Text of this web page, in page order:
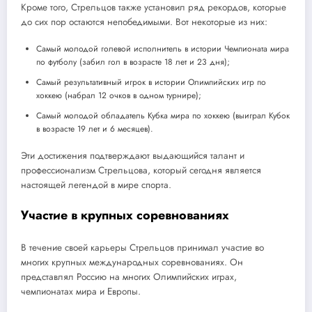
Кроме того, Стрельцов также установил ряд рекордов, которые
до сих пор остаются непобедимыми. Вот некоторые из них:
Самый молодой голевой исполнитель в истории Чемпионата мира
по футболу (забил гол в возрасте 18 лет и 23 дня);
Самый результативный игрок в истории Олимпийских игр по
хоккею (набрал 12 очков в одном турнире);
Самый молодой обладатель Кубка мира по хоккею (выиграл Кубок
в возрасте 19 лет и 6 месяцев).
Эти достижения подтверждают выдающийся талант и
профессионализм Стрельцова, который сегодня является
настоящей легендой в мире спорта.
Участие в крупных соревнованиях
В течение своей карьеры Стрельцов принимал участие во
многих крупных международных соревнованиях. Он
представлял Россию на многих Олимпийских играх,
чемпионатах мира и Европы.